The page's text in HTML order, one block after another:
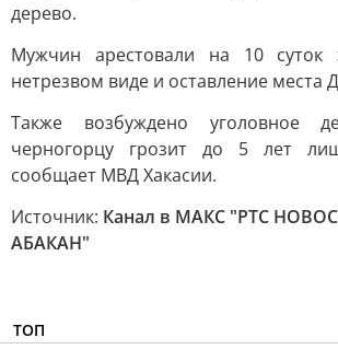
дерево.
Мужчин арестовали на 10
нетрезвом виде и оставление места
Также возбуждено уголовное
черногорцу грозит до 5 лет
сообщает МВД Хакасии.
Источник: Канал в МАКС "РТС
АБАКАН"
ТОП